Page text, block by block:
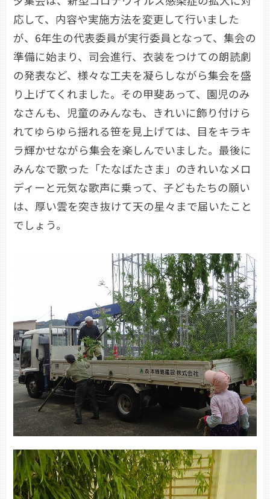
応して、内容や実施方法を変更して行いました
が、6年生の代表委員が実行委員となって、集会の
準備に始まり、司会進行、衣装をつけての朗読劇
の発表など、様々な工夫を凝らしながら集会を盛
り上げてくれました。その甲斐あって、園児のみ
なさんも、児童のみんなも、きれいに飾り付けら
れてゆらゆら揺れる笹を見上げては、目をキラキ
ラ輝かせながら集会を楽しんでいました。最後に
みんなで歌った「たなばたさま」のきれいなメロ
ディーと元気な歌声に乗って、子どもたちの願い
は、厚い雲を突き抜けて天の星々まで届いたこと
でしょう。